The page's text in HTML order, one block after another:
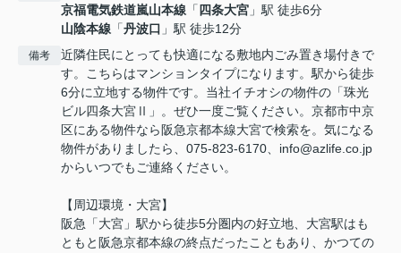
京福電気鉄道嵐山本線 「 四条大宮 」駅 徒歩6分
山陰本線 「丹波口 」駅 徒歩12分
備考
近隣住民にとっても快適になる敷地内ごみ置き場付きで
す。こちらはマンションタイプになります。駅から徒歩
6分に立地する物件です。当社イチオシの物件の「珠光
ビル四条大宮Ⅱ」。ぜひ一度ご覧ください。京都市中京
区にある物件なら阪急京都本線大宮で検索を。気になる
物件がありましたら、075-823-6170、info@azlife.co.jp
からいつでもご連絡ください。
【周辺環境・大宮】
阪急「大宮」駅から徒歩5分圏内の好立地、大宮駅はも
ともと阪急京都本線の終点だったこともあり、かつての